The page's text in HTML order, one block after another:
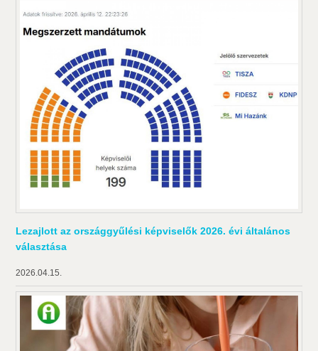
Lezajlott az országgyűlési képviselők 2026. évi általános
választása
2026.04.15.